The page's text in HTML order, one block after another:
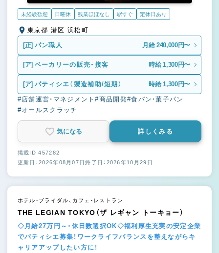
未経験歓迎 日曜休 残業ほぼなし 駅すぐ 定休日あり
東京都 港区 浜松町
[正] パン職人 月給 240,000円〜
[ア] ベーカリーの販売・接客 時給 1,300円〜
[ア] パティシエ（製造補助/短期） 時給 1,300円〜
#店舗運営・マネジメント#商品開発#食パン・菓子パン
#オールスクラッチ
気になる 詳しくみる
掲載ID 457282
更新日：2026年08月07日終了日：2026年10月29日
ホテル・ブライダル、カフェ・レストラン
THE LEGIAN TOKYO（ザ レギャン トーキョー）
◇月給27万円～・休日数選択OK◇福利厚生充実の安定企業
でパティシエ募集！ワークライフバランスを整えながらキ
ャリアアップしたい方に！